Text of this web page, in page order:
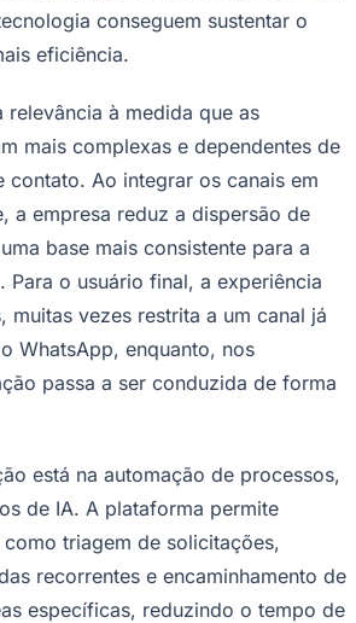
conseguem sustentar o
eficiência.
relevância à medida que as
mais complexas e dependentes de
contato. Ao integrar os canais em
a empresa reduz a dispersão de
base mais consistente para a
Para o usuário final, a experiência
muitas vezes restrita a um canal já
WhatsApp, enquanto, nos
passa a ser conduzida de forma
está na automação de processos,
de IA. A plataforma permite
triagem de solicitações,
recorrentes e encaminhamento de
específicas, reduzindo o tempo de